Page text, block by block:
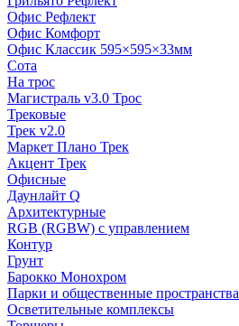
Офис Рефлект
Офис Комфорт
Офис Классик 595×595×33мм
Сота
На трос
Магистраль v3.0 Трос
Трековые
Трек v2.0
Маркет Плано Трек
Акцент Трек
Офисные
Даунлайт Q
Архитектурные
RGB (RGBW) с управлением
Контур
Грунт
Барокко Монохром
Парки и общественные пространства
Осветительные комплексы